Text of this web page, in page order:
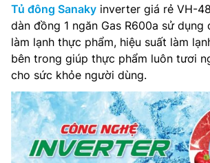
Tủ đông Sanaky inverter giá rẻ VH-
dàn đồng 1 ngăn Gas R600a sử
làm lạnh thực phẩm, hiệu suất làm
bên trong giúp thực phẩm luôn tươi
cho sức khỏe người dùng.